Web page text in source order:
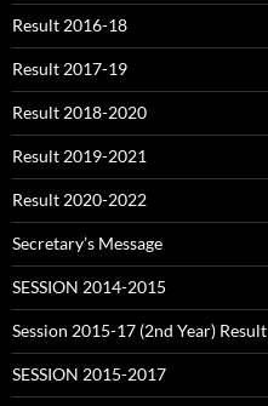
Result 2016-18
Result 2017-19
Result 2018-2020
Result 2019-2021
Result 2020-2022
Secretary’s Message
SESSION 2014-2015
Session 2015-17 (2nd Year) Result
SESSION 2015-2017